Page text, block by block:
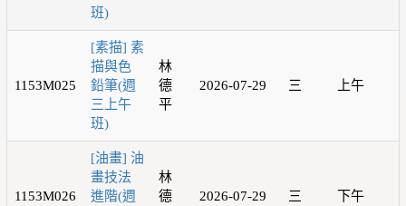
班)
1153M025
[素描] 素
描與色
鉛筆(週
三上午
班)
林
德
平
2026-07-29 三 上午
1153M026
[油畫] 油
畫技法
進階(週
林
德
2026-07-29 三 下午